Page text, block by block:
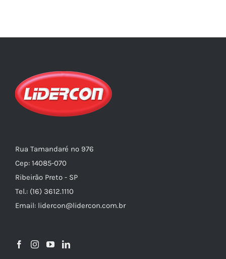
Rua Tamandaré nº 976
Cep: 14085-070
Ribeirão Preto - SP
Tel.: (16) 3612.1110
Email: lidercon@lidercon.com.br